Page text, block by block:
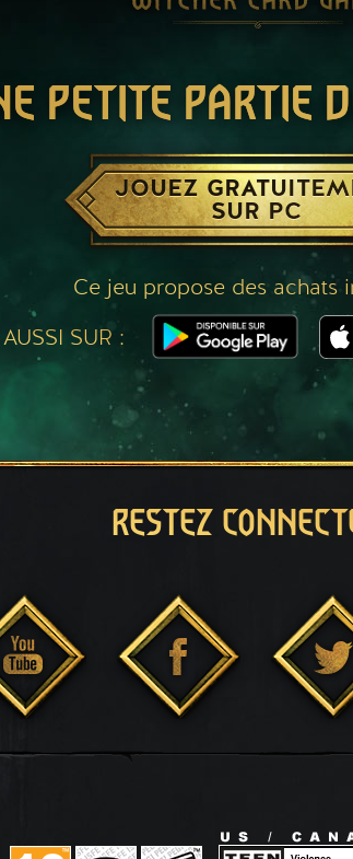
PETITE PARTIE
JOUEZ
SUR PC
Ce jeu propose des achats
SUR :
RESTEZ